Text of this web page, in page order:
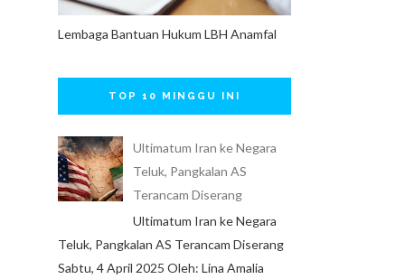
Lembaga Bantuan Hukum LBH Anamfal
TOP 10 MINGGU INI
Ultimatum Iran ke Negara
Teluk, Pangkalan AS
Terancam Diserang
Ultimatum Iran ke Negara
Teluk, Pangkalan AS Terancam Diserang
Sabtu, 4 April 2025 Oleh: Lina Amalia